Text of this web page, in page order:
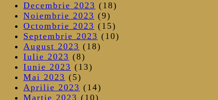
Decembrie 2023 (18)
Noiembrie 2023 (9)
Octombrie 2023 (15)
Septembrie 2023 (10)
August 2023 (18)
Iulie 2023 (8)
Iunie 2023 (13)
Mai 2023 (5)
Aprilie 2023 (14)
Martie 2023 (10)